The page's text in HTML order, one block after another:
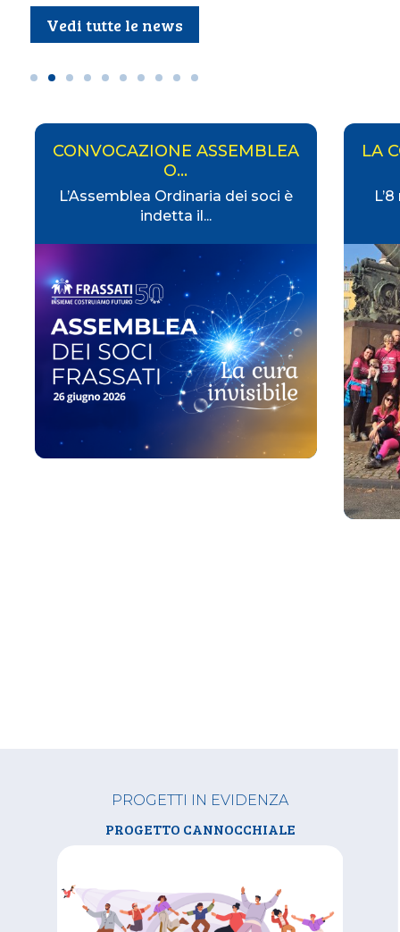
Notizie e aggiornamenti sulle nostre
iniziative, per rimanere sempre aggiornato.
CONVOCAZIONE ASSEMBLEA
L’Assemblea Ordinaria dei soci è
indetta il...
SILVER HOUSING MASSAUA
PROGETTO NAZZARO 5
PROGETTO CANNOCCHIALE
SOCIAL HOUSING CASA FERRI